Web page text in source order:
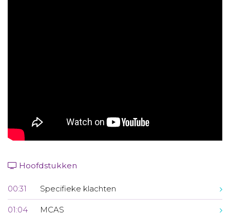
Hoofdstukken
00:31 Specifieke klachten
01:04 MCAS